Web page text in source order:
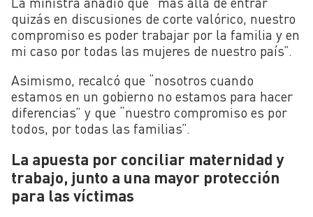
quizás en discusiones de corte valórico, nuestro
compromiso es poder trabajar por la familia y en
mi caso por todas las mujeres de nuestro país”.
Asimismo, recalcó que “nosotros cuando
estamos en un gobierno no estamos para hacer
diferencias” y que “nuestro compromiso es por
todos, por todas las familias”.
La apuesta por conciliar maternidad y
trabajo, junto a una mayor protección
para las víctimas